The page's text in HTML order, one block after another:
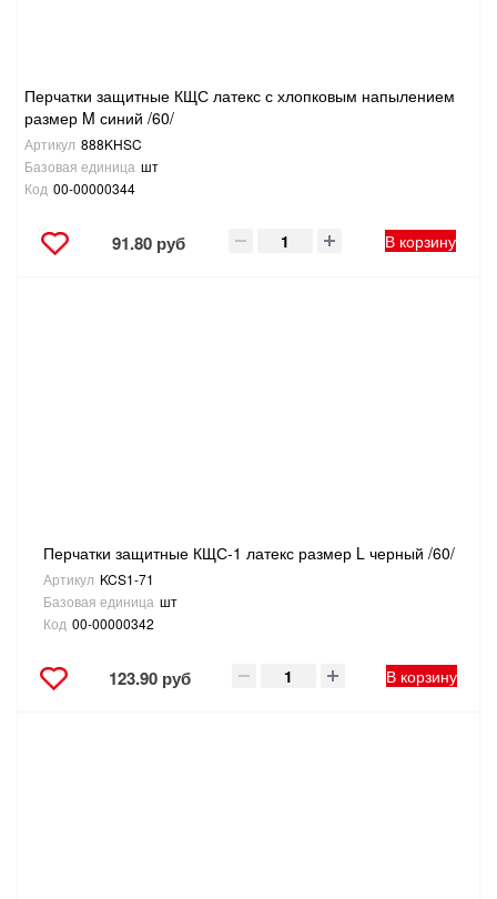
Перчатки защитные КЩС латекс с хлопковым напылением
размер M синий /60/
Артикул 888KHSC
Базовая единица шт
Код 00-00000344
91.80 руб В корзину
Перчатки защитные КЩС-1 латекс размер L черный /60/
Артикул KCS1-71
Базовая единица шт
Код 00-00000342
123.90 руб В корзину